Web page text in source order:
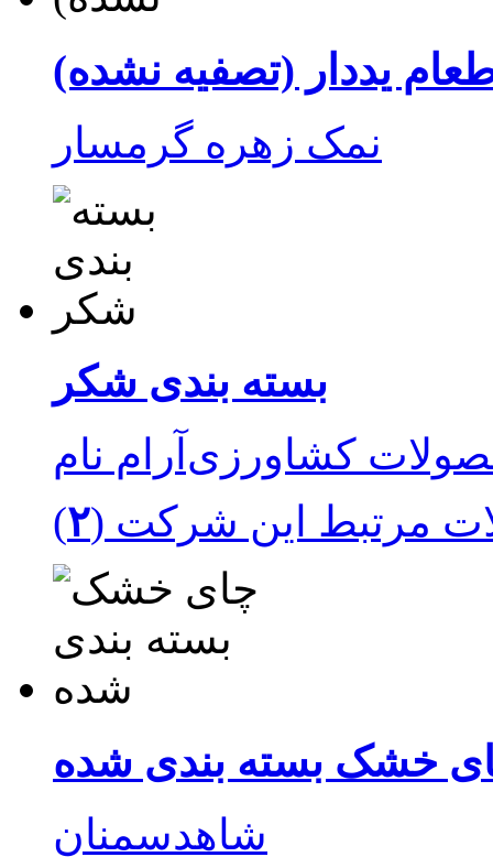
یددار (تصفیه نشده)
نمک زهره گرمسار
بسته بندی شکر
کشاورزی‌آرام نام
مرتبط این شرکت (۲
خشک بسته بندی شده